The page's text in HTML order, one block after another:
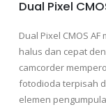
Dual Pixel
Dual Pixel CMOS
halus dan cepat
camcorder
fotodioda terpisah
elemen